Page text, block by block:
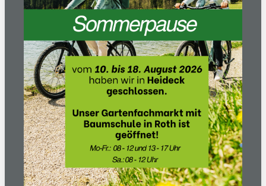
Frischwasserpumpe WX 15
Bildergalerie überspringen